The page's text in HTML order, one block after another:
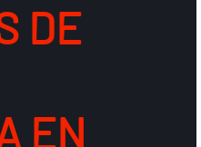
DE
EN